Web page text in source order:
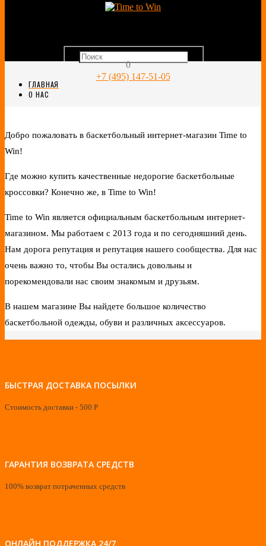
0
+7 (495) 147-51-05
ГЛАВНАЯ
О НАС
Добро пожаловать в баскетбольный интернет-магазин Time to
Win!
Где можно купить качественные недорогие баскетбольные
кроссовки? Конечно же, в Time to Win!
Time to Win является официальным баскетбольным интернет-
магазином. Мы работаем с 2013 года и по сегодняшний день.
Нам дорога репутация и репутация нашего сообщества. Для нас
очень важно то, чтобы Вы остались довольны и
порекомендовали нас своим знакомым и друзьям.
В нашем магазине Вы найдете большое количество
баскетбольной одежды, обуви и различных аксессуаров.
БЫСТРАЯ ДОСТАВКА ПОСЫЛКИ
Стоимость доставки - 500 Р
ГАРАНТИЯ ВОЗВРАТА СРЕДСТВ
100% возврат потраченных средств
ОНЛАЙН ПОДДЕРЖКА 24/7